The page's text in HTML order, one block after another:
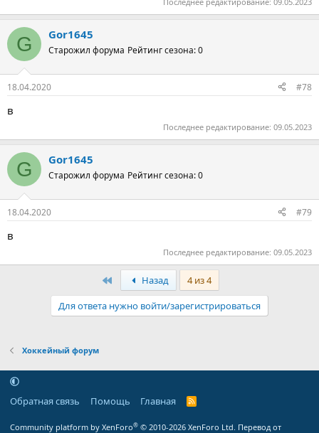
G Gor1645
Старожил форума Рейтинг сезона: 0
18.04.2020 #78
в
Последнее редактирование: 09.05.2023
G Gor1645
Старожил форума Рейтинг сезона: 0
18.04.2020 #79
в
Последнее редактирование: 09.05.2023
ПервыйНазад
4 из 4
Для ответа нужно войти/зарегистрироваться
Хоккейный форум
Обратная связь Помощь Главная
R
Community platform by XenForo® © 2010-2026 XenForo Ltd. Перевод от